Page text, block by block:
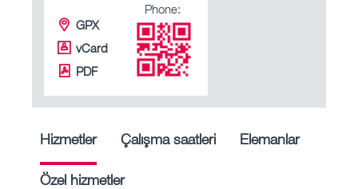
GPX
vCard
PDF
Phone:
Hizmetler Çalışma saatleri Elemanlar
Özel hizmetler